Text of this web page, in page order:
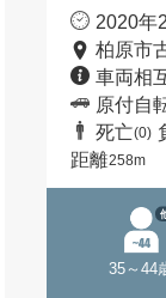
2020年
柏原市
車両相
原付自
死亡(0)
距離258m
35～44